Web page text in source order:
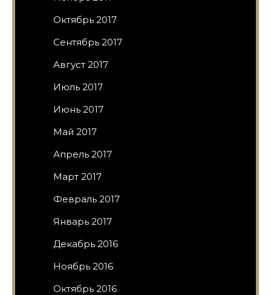
Октябрь 2017
Сентябрь 2017
Август 2017
Июль 2017
Июнь 2017
Май 2017
Апрель 2017
Март 2017
Февраль 2017
Январь 2017
Декабрь 2016
Ноябрь 2016
Октябрь 2016